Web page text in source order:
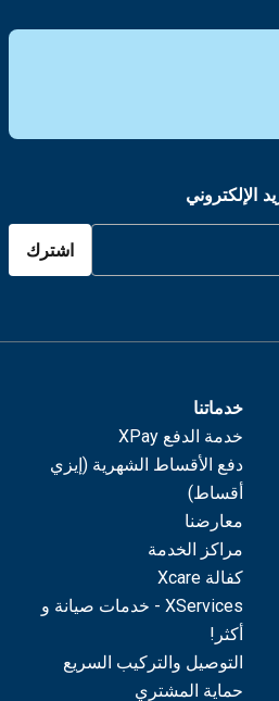
الإلكتروني
اشترك
خدماتنا
خدمة الدفع XPay
دفع الأقساط الشهرية (إيزي
أقساط)
معارضنا
مراكز الخدمة
كفالة Xcare
XServices - خدمات صيانة و
أكثر!
التوصيل والتركيب السريع
حماية المشتري